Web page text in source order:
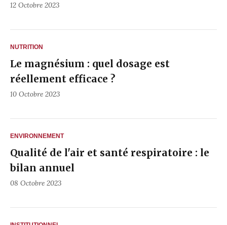
12 Octobre 2023
NUTRITION
Le magnésium : quel dosage est
réellement efficace ?
10 Octobre 2023
ENVIRONNEMENT
Qualité de l'air et santé respiratoire : le
bilan annuel
08 Octobre 2023